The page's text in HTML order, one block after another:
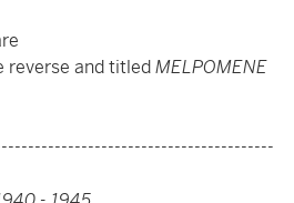
reverse and titledMELPOMENE